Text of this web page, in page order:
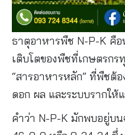
ธาตุอาหารพืช N-P-K คื
เติบโตของพืชที่เกษตรกร
“สารอาหารหลัก” ที่พืชต้
ดอก ผล และระบบรากให้
คำว่า N-P-K มักพบอยู่บน